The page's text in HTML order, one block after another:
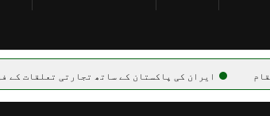
کی پاکستان کے ساتھ تجارتی تعلقات کے فروغ میں دلچسپی